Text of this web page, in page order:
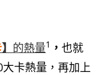
】 的熱量1 ， 也就
卡熱量，再加上